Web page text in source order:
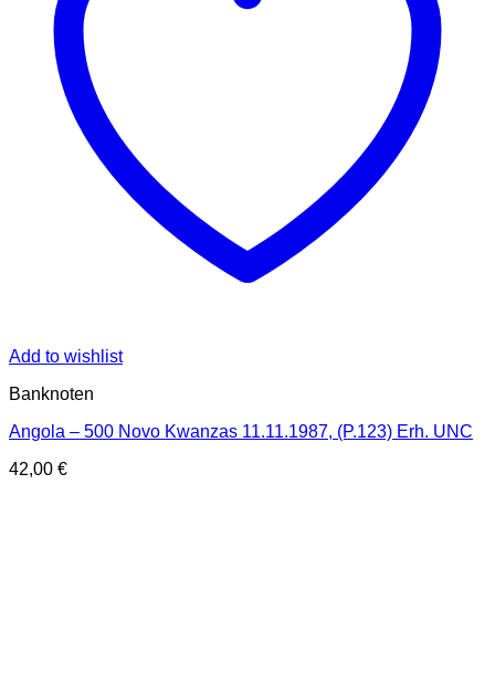
Add to wishlist
Banknoten
Angola – 500 Novo Kwanzas 11.11.1987, (P.123) Erh. UNC
42,00 €